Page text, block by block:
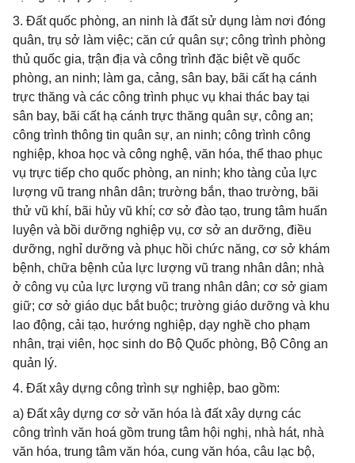
3. Đất quốc phòng, an ninh là đất sử dụng làm nơi đóng
quân, trụ sở làm việc; căn cứ quân sự; công trình phòng
thủ quốc gia, trận địa và công trình đặc biệt về quốc
phòng, an ninh; làm ga, cảng, sân bay, bãi cất hạ cánh
trực thăng và các công trình phục vụ khai thác bay tại
sân bay, bãi cất hạ cánh trực thăng quân sự, công an;
công trình thông tin quân sự, an ninh; công trình công
nghiệp, khoa học và công nghệ, văn hóa, thể thao phục
vụ trực tiếp cho quốc phòng, an ninh; kho tàng của lực
lượng vũ trang nhân dân; trường bắn, thao trường, bãi
thử vũ khí, bãi hủy vũ khí; cơ sở đào tạo, trung tâm huấn
luyện và bồi dưỡng nghiệp vụ, cơ sở an dưỡng, điều
dưỡng, nghỉ dưỡng và phục hồi chức năng, cơ sở khám
bệnh, chữa bệnh của lực lượng vũ trang nhân dân; nhà
ở công vụ của lực lượng vũ trang nhân dân; cơ sở giam
giữ; cơ sở giáo dục bắt buộc; trường giáo dưỡng và khu
lao động, cải tạo, hướng nghiệp, dạy nghề cho phạm
nhân, trại viên, học sinh do Bộ Quốc phòng, Bộ Công an
quản lý.
4. Đất xây dựng công trình sự nghiệp, bao gồm:
a) Đất xây dựng cơ sở văn hóa là đất xây dựng các
công trình văn hoá gồm trung tâm hội nghị, nhà hát, nhà
văn hóa, trung tâm văn hóa, cung văn hóa, câu lạc bộ,